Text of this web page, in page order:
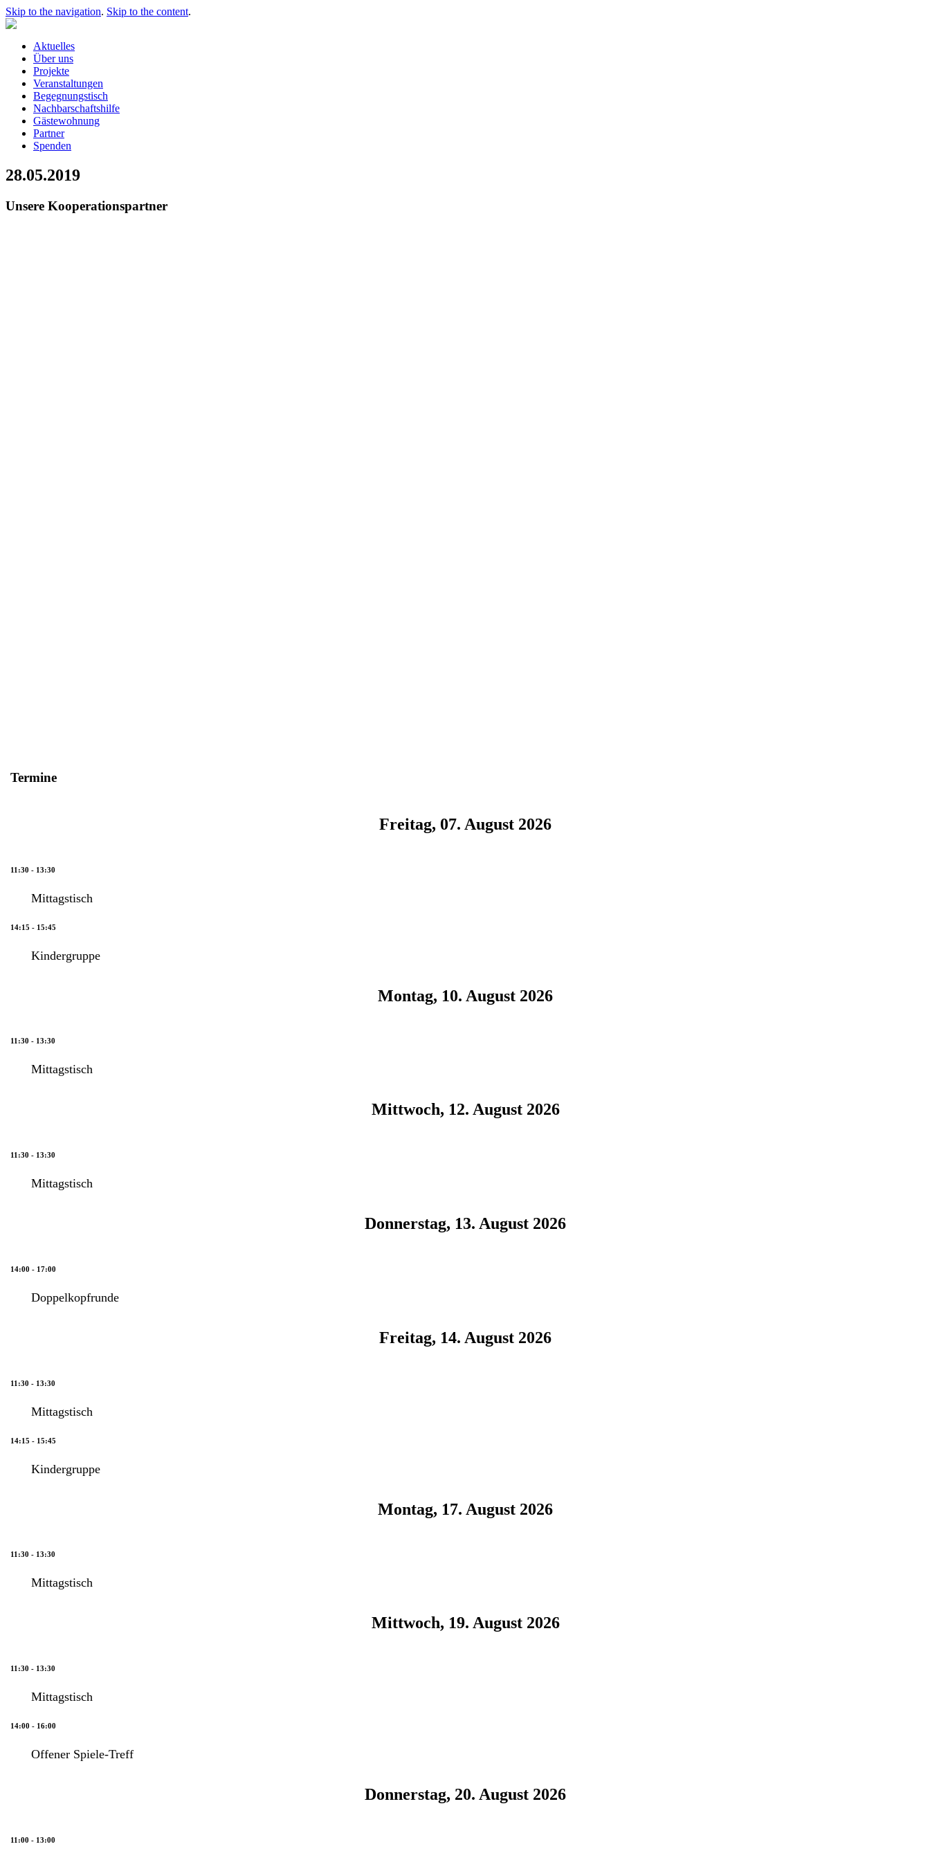
Skip to the navigation. Skip to the content.
Aktuelles
Über uns
Projekte
Veranstaltungen
Begegnungstisch
Nachbarschaftshilfe
Gästewohnung
Partner
Spenden
28.05.2019
Unsere Kooperationspartner
Termine
Freitag, 07. August 2026
11:30 - 13:30
Mittagstisch
14:15 - 15:45
Kindergruppe
Montag, 10. August 2026
11:30 - 13:30
Mittagstisch
Mittwoch, 12. August 2026
11:30 - 13:30
Mittagstisch
Donnerstag, 13. August 2026
14:00 - 17:00
Doppelkopfrunde
Freitag, 14. August 2026
11:30 - 13:30
Mittagstisch
14:15 - 15:45
Kindergruppe
Montag, 17. August 2026
11:30 - 13:30
Mittagstisch
Mittwoch, 19. August 2026
11:30 - 13:30
Mittagstisch
14:00 - 16:00
Offener Spiele-Treff
Donnerstag, 20. August 2026
11:00 - 13:00